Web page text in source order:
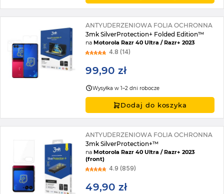
ANTYUDERZENIOWA FOLIA OCHRONNA
3mk SilverProtection+ Folded Edition™
naMotorola Razr 40 Ultra / Razr+ 2023
4.8 (14)
99,90 zł
Wysyłka w 1–2 dni robocze
Dodaj do koszyka
ANTYUDERZENIOWA FOLIA OCHRONNA
3mk SilverProtection+™
naMotorola Razr 40 Ultra / Razr+ 2023
(front)
4.9 (859)
49,90 zł